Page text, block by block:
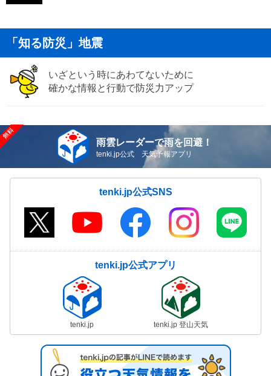
「知る防災」地震
いざという時にあわてないために
確かな情報と行動で防災力アップ
雨雲レーダーで雨を回避！
tenki.jp公式 天気予報アプリ
tenki.jp公式SNS
tenki.jp公式アプリ
tenki.jp tenki.jp 登山天気